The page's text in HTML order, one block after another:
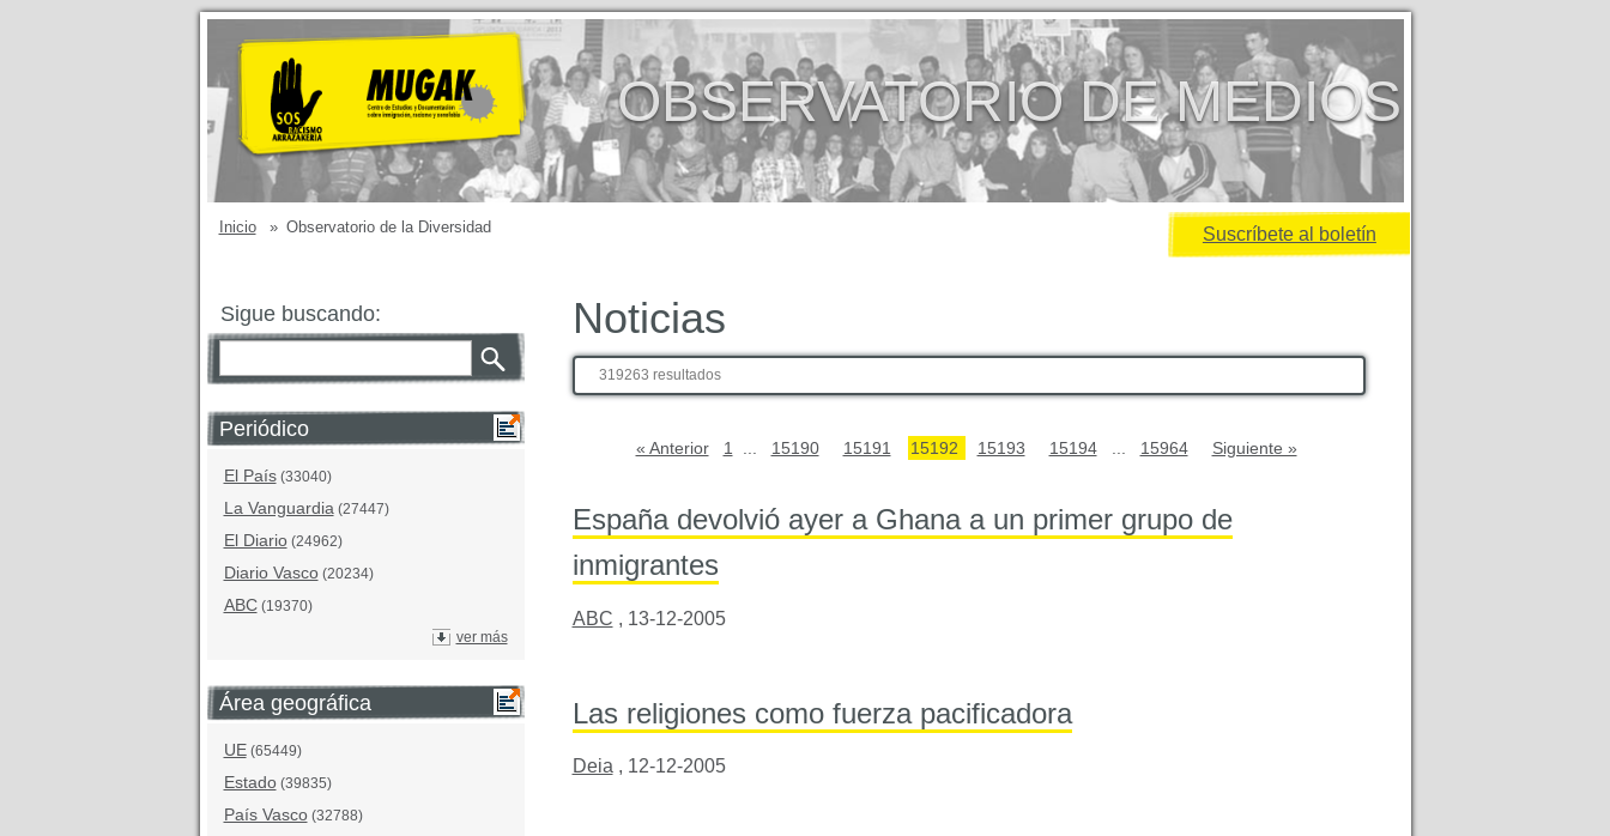
OBSERVATORIO DE MEDIOS
Inicio » Observatorio de la Diversidad Suscríbete al boletín
Sigue buscando:
Periódico
El País(33040)
La Vanguardia(27447)
El Diario(24962)
Diario Vasco(20234)
ABC(19370)
ver más
Área geográfica
UE(65449)
Estado(39835)
País Vasco(32788)
Noticias
319263 resultados
« Anterior 1 15190 15191 15192 15193 15194 15964 Siguiente »
España devolvió ayer a Ghana a un primer grupo de
inmigrantes
ABC , 13-12-2005
Las religiones como fuerza pacificadora
Deia , 12-12-2005